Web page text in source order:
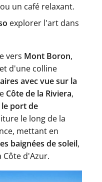
un café relaxant.
explorer l'art dans
vers Mont Boron,
d'une colline
avec vue sur la
Côte de la Riviera,
port de
le long de la
mettant en
baignées de soleil,
Côte d'Azur.